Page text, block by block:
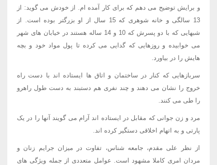
و برایش توضیح می دهم که برای کار آمده ام. از خودش می گوید: از
13 سالگی و خانه شوهری که 15 سال از او بزرگتر بوده است. از
شبهایی که با دو پسرش که 10 و 14 ساله هستند در خیابان های شهر
می خوابیده و روزهایی که گدایی می کرده تا پول مواد خود و بچه
هایش را در بیاورد.
سربازهایی که کنار در ساختمان و اتاق ها ایستاده اند با دست راه
خروج را نشان می دهند و چند نفری هم دستبند به دست طول راهرو
را طی می کنند.
مرد و زن جوانی که مقابل در ایستاده اند آرام می گویند آنها را در یک
پارتی و به اتهام اخلاقی دستگیر کرده اند.
از نظر علی مقدم، جامعه شناس، تفاوت در میزان جرایم زنان و
مردان امری کاملا مشهود است. عوامل متعددی از جمله ویژگی های